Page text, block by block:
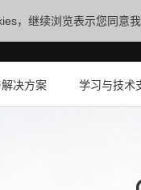
，继续浏览表示您同意
决方案 学习与技术